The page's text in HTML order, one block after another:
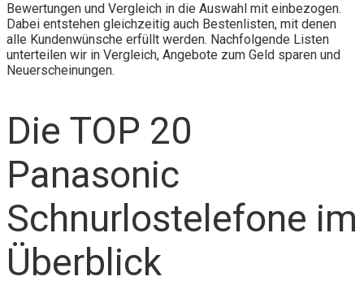
Bewertungen und Vergleich in die Auswahl mit einbezogen.
Dabei entstehen gleichzeitig auch Bestenlisten, mit denen
alle Kundenwünsche erfüllt werden. Nachfolgende Listen
unterteilen wir in Vergleich, Angebote zum Geld sparen und
Neuerscheinungen.
Die TOP 20
Panasonic
Schnurlostelefone im
Überblick